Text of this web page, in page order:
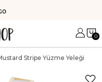
0
Stripe Yüzme Yeleği